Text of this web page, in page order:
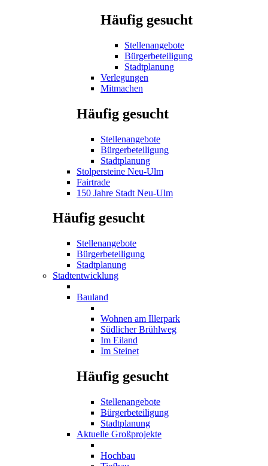
Häufig gesucht
Stellenangebote
Bürgerbeteiligung
Stadtplanung
Verlegungen
Mitmachen
Häufig gesucht
Stellenangebote
Bürgerbeteiligung
Stadtplanung
Stolpersteine Neu-Ulm
Fairtrade
150 Jahre Stadt Neu-Ulm
Häufig gesucht
Stellenangebote
Bürgerbeteiligung
Stadtplanung
Stadtentwicklung
Bauland
Wohnen am Illerpark
Südlicher Brühlweg
Im Eiland
Im Steinet
Häufig gesucht
Stellenangebote
Bürgerbeteiligung
Stadtplanung
Aktuelle Großprojekte
Hochbau